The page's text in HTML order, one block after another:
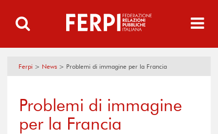
Ferpi > News > Problemi di immagine per la Francia
Problemi di immagine
per la Francia